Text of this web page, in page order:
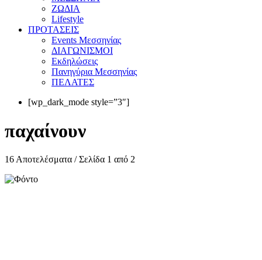
ΖΩΔΙΑ
Lifestyle
ΠΡΟΤΑΣΕΙΣ
Events Μεσσηνίας
ΔΙΑΓΩΝΙΣΜΟΙ
Εκδηλώσεις
Πανηγύρια Μεσσηνίας
ΠΕΛΑΤΕΣ
[wp_dark_mode style=”3″]
παχαίνουν
16 Αποτελέσματα / Σελίδα 1 από 2